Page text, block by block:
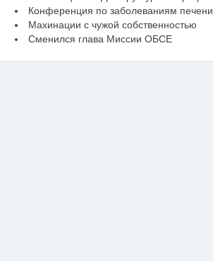
Конференция по заболеваниям печени
Махинации с чужой собственностью
Сменился глава Миссии ОБСЕ